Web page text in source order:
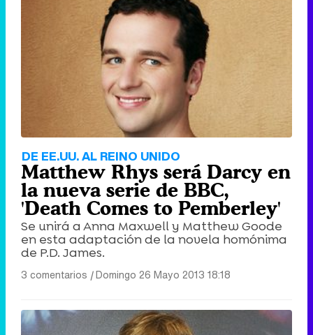
Tráiler de '33 días', la nueva serie de Atresplayer con Julián Villagrán y José Manuel Poga
Tráiler de la tercera temporada de 'The Walking Dead: Dead City' de AMC+
DE EE.UU. AL REINO UNIDO
Matthew Rhys será Darcy en
la nueva serie de BBC,
'Death Comes to Pemberley'
Se unirá a Anna Maxwell y Matthew Goode
en esta adaptación de la novela homónima
de P.D. James.
3 comentarios |Domingo 26 Mayo 2013 18:18